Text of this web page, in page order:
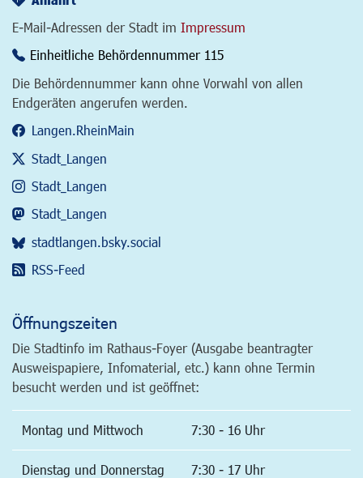
E-Mail-Adressen der Stadt im Impressum
Einheitliche Behördennummer 115
Die Behördennummer kann ohne Vorwahl von allen
Endgeräten angerufen werden.
Langen.RheinMain
Stadt_Langen
Stadt_Langen
Stadt_Langen
stadtlangen.bsky.social
RSS-Feed
Öffnungszeiten
Die Stadtinfo im Rathaus-Foyer (Ausgabe beantragter
Ausweispapiere, Infomaterial, etc.) kann ohne Termin
besucht werden und ist geöffnet:
Montag und Mittwoch 7:30 - 16 Uhr
Dienstag und Donnerstag 7:30 - 17 Uhr